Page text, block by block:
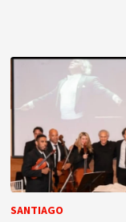
SANTIAGO